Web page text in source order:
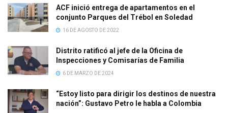
ACF inició entrega de apartamentos en el
conjunto Parques del Trébol en Soledad
16 DE AGOSTO DE 2022
Distrito ratificó al jefe de la Oficina de
Inspecciones y Comisarías de Familia
6 DE MARZO DE 2024
“Estoy listo para dirigir los destinos de nuestra
nación”: Gustavo Petro le habla a Colombia